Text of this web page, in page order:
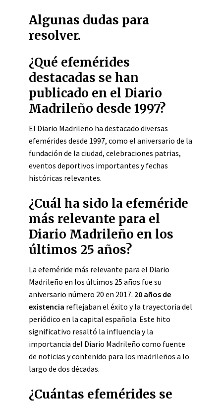
Algunas dudas para
resolver.
¿Qué efemérides
destacadas se han
publicado en el Diario
Madrileño desde 1997?
El Diario Madrileño ha destacado diversas
efemérides desde 1997, como el aniversario de la
fundación de la ciudad, celebraciones patrias,
eventos deportivos importantes y fechas
históricas relevantes.
¿Cuál ha sido la efeméride
más relevante para el
Diario Madrileño en los
últimos 25 años?
La efeméride más relevante para el Diario
Madrileño en los últimos 25 años fue su
aniversario número 20 en 2017. 20 años de
existencia reflejaban el éxito y la trayectoria del
periódico en la capital española. Este hito
significativo resaltó la influencia y la
importancia del Diario Madrileño como fuente
de noticias y contenido para los madrileños a lo
largo de dos décadas.
¿Cuántas efemérides se